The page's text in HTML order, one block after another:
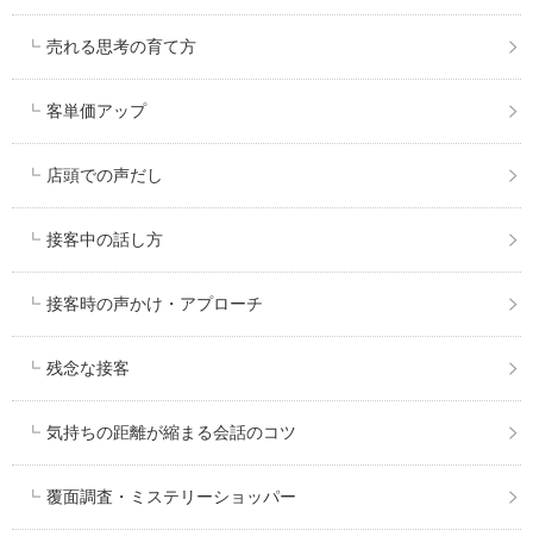
売れる思考の育て方
客単価アップ
店頭での声だし
接客中の話し方
接客時の声かけ・アプローチ
残念な接客
気持ちの距離が縮まる会話のコツ
覆面調査・ミステリーショッパー